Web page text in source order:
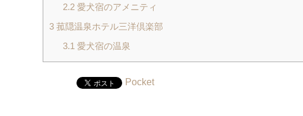
2.2愛犬宿のアメニティ
3 菰隠温泉ホテル三洋倶楽部
3.1 愛犬宿の温泉
Pocket